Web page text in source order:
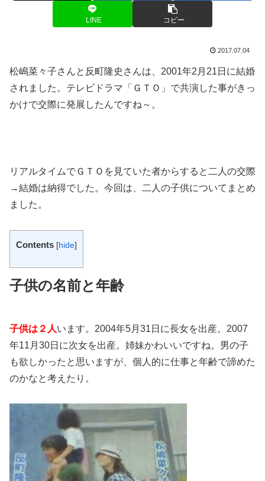
LINE コピー
2017.07.04
松嶋菜々子さんと反町隆史さんは、2001年2月21日に結婚
されました。テレビドラマ「ＧＴＯ」で共演した事がきっ
かけで交際に発展したんですね～。
リアルタイムでＧＴＯを見ていた者からすると二人の交際
→結婚は納得でした。今回は、二人の子供についてまとめ
ました。
Contents [hide]
子供の名前と年齢
子供は２人います。2004年5月31日に長女を出産。2007
年11月30日に次女を出産。姉妹かわいいですね。男の子
も欲しかったと思いますが、個人的に仕事と年齢で諦めた
のかなと考えたり。